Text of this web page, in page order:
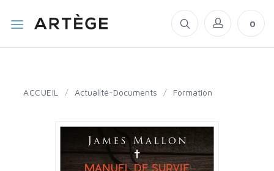
0
ACCUEIL / Actualité-Documents / Formation